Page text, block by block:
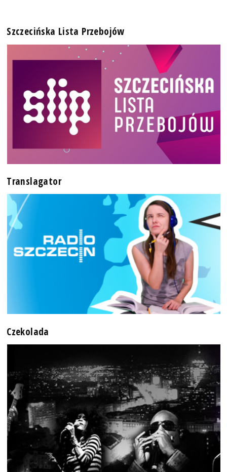
Szczecińska Lista Przebojów
Translagator
Czekolada